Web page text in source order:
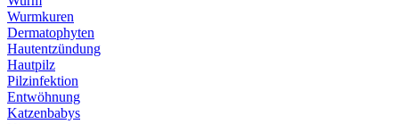
Wurmkuren
Dermatophyten
Hautentzündung
Hautpilz
Pilzinfektion
Entwöhnung
Katzenbabys